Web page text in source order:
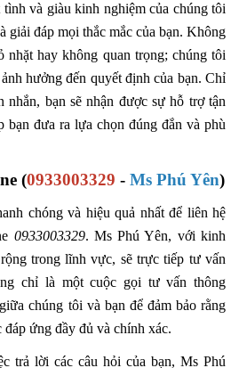
và giàu kinh nghiệm của chúng tôi
giải đáp mọi thắc mắc của bạn. Không
nhặt hay không quan trọng; chúng tôi
hưởng đến quyết định của bạn. Chỉ
nhắn, bạn sẽ nhận được sự hỗ trợ tận
bạn đưa ra lựa chọn đúng đắn và phù
(0933003329 - Ms Phú Yên)
chóng và hiệu quả nhất để liên hệ
0933003329. Ms Phú Yên, với kinh
trong lĩnh vực, sẽ trực tiếp tư vấn
chỉ là một cuộc gọi tư vấn thông
chúng tôi và bạn để đảm bảo rằng
ứng đầy đủ và chính xác.
trả lời các câu hỏi của bạn, Ms Phú